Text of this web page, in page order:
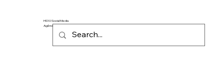
HS10 Social Media
Agência de Marketing Digital